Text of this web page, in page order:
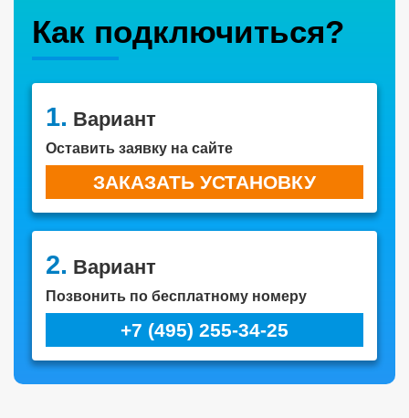
Как подключиться?
1. Вариант
Оставить заявку на сайте
ЗАКАЗАТЬ УСТАНОВКУ
2. Вариант
Позвонить по бесплатному номеру
+7 (495) 255-34-25